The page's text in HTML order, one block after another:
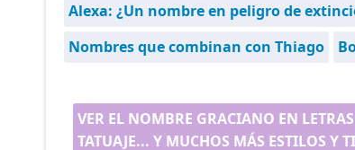
Alexa: ¿Un nombre en peligro de
Nombres que combinan con Thiago
VER EL NOMBRE GRACIANO EN
TATUAJE... Y MUCHOS MÁS ESTILOS Y